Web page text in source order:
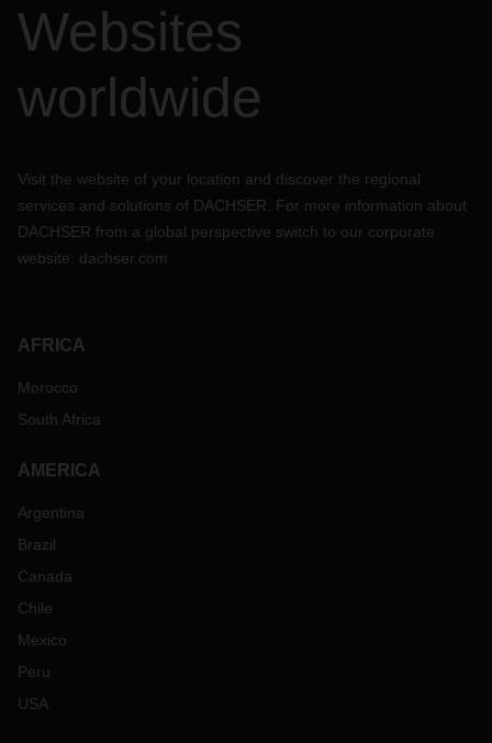
Websites
worldwide
Visit the website of your location and discover the regional
services and solutions of DACHSER. For more information about
DACHSER from a global perspective switch to our corporate
website: dachser.com
AFRICA
Morocco
South Africa
AMERICA
Argentina
Brazil
Canada
Chile
Mexico
Peru
USA